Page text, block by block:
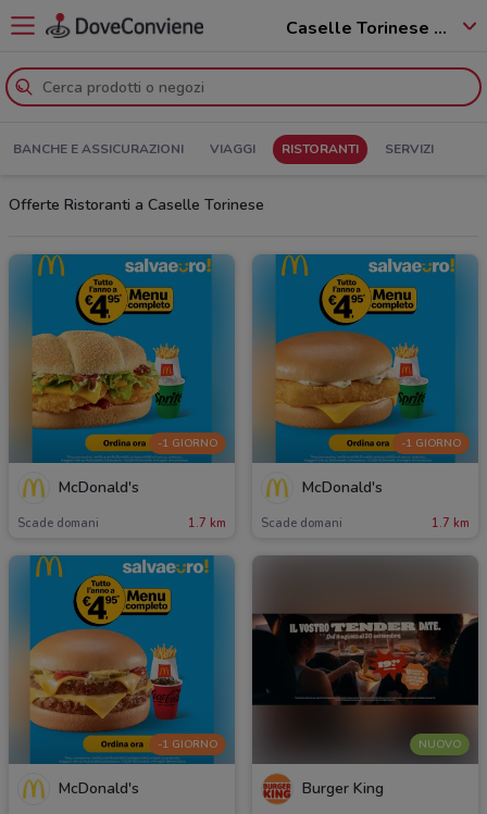
Caselle Torinese - 10072
BANCHE E ASSICURAZIONI VIAGGI RISTORANTI SERVIZI
Offerte Ristoranti a Caselle Torinese
-1 GIORNO
McDonald's
Scade domani 1.7 km
-1 GIORNO
McDonald's
Scade domani 1.7 km
-1 GIORNO
McDonald's
NUOVO
Burger King